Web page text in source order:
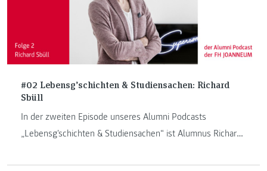
#02 Lebensg’schichten & Studiensachen: Richard
Sbüll
In der zweiten Episode unseres Alumni Podcasts
„Lebensg'schichten & Studiensachen“ ist Alumnus Richard